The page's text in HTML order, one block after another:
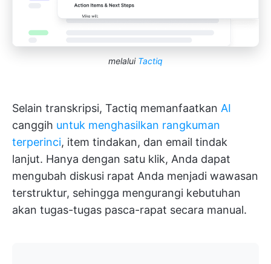
melalui Tactiq
Selain transkripsi, Tactiq memanfaatkan AI
canggih untuk menghasilkan rangkuman
terperinci, item tindakan, dan email tindak
lanjut. Hanya dengan satu klik, Anda dapat
mengubah diskusi rapat Anda menjadi wawasan
terstruktur, sehingga mengurangi kebutuhan
akan tugas-tugas pasca-rapat secara manual.